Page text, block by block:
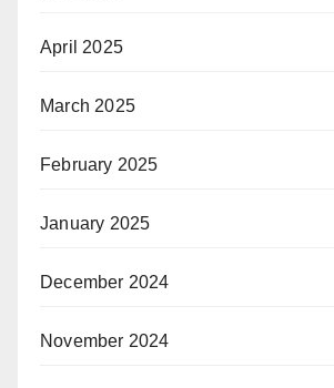
April 2025
March 2025
February 2025
January 2025
December 2024
November 2024